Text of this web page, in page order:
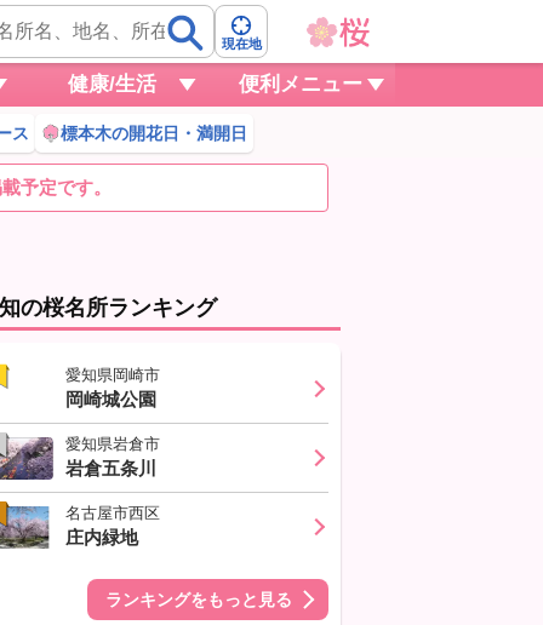
現在地
健康/生活 便利メニュー
ス 標本木の開花日・満開日
予定です。
の桜名所ランキング
愛知県岡崎市
岡崎城公園
愛知県岩倉市
岩倉五条川
名古屋市西区
庄内緑地
ランキングをもっと見る